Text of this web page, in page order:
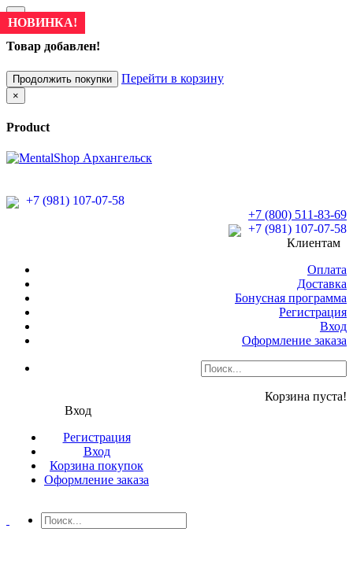
×
Товар добавлен!
Продолжить покупки Перейти в корзину
×
Product
+7 (981) 107-07-58
+7 (800) 511-83-69
+7 (981) 107-07-58
Клиентам
Оплата
Доставка
Бонусная программа
Регистрация
Вход
Оформление заказа
Корзина пуста!
Вход
Регистрация
Вход
Корзина покупок
Оформление заказа
НОВИНКА!